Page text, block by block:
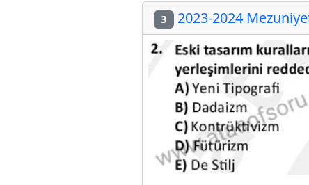
3 2023-2024